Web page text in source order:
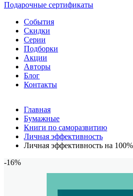
Подарочные сертификаты
События
Скидки
Серии
Подборки
Акции
Авторы
Блог
Контакты
Главная
Бумажные
Книги по саморазвитию
Личная эффективность
Личная эффективность на
-16%